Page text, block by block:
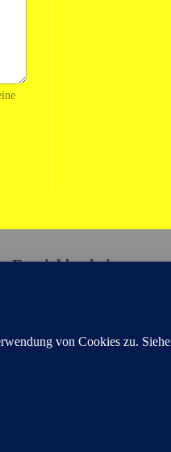
Erreichbarkeit
von 8:00 bis 17:00 Uhr,